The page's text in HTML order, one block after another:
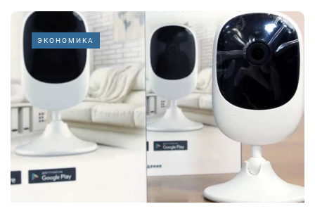
ЭКОНОМИКА